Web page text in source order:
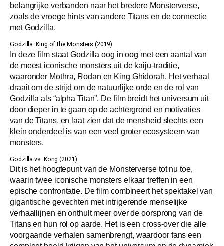
belangrijke verbanden naar het bredere Monsterverse,
zoals de vroege hints van andere Titans en de connectie
met Godzilla.
Godzilla: King of the Monsters (2019)
In deze film staat Godzilla oog in oog met een aantal van
de meest iconische monsters uit de kaiju-traditie,
waaronder Mothra, Rodan en King Ghidorah. Het verhaal
draait om de strijd om de natuurlijke orde en de rol van
Godzilla als “alpha Titan”. De film breidt het universum uit
door dieper in te gaan op de achtergrond en motivaties
van de Titans, en laat zien dat de mensheid slechts een
klein onderdeel is van een veel groter ecosysteem van
monsters.
Godzilla vs. Kong (2021)
Dit is het hoogtepunt van de Monsterverse tot nu toe,
waarin twee iconische monsters elkaar treffen in een
epische confrontatie. De film combineert het spektakel van
gigantische gevechten met intrigerende menselijke
verhaallijnen en onthult meer over de oorsprong van de
Titans en hun rol op aarde. Het is een cross-over die alle
voorgaande verhalen samenbrengt, waardoor fans een